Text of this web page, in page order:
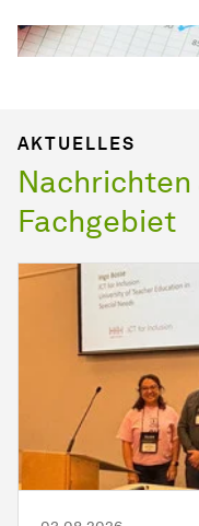
AKTUELLES
Nachrichten
Fachgebiet